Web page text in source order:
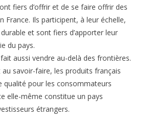
fiers d’offrir et de se faire offrir des
France. Ils participent, à leur échelle,
et sont fiers d’apporter leur
du pays.
aussi vendre au-delà des frontières.
au savoir-faire, les produits français
qualité pour les consommateurs
elle-même constitue un pays
étrangers.